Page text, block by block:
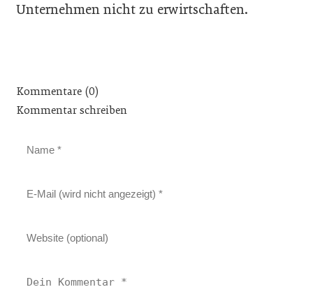
Unternehmen nicht zu erwirtschaften.
Kommentare (0)
Kommentar schreiben